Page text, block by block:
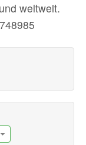
weltweit.